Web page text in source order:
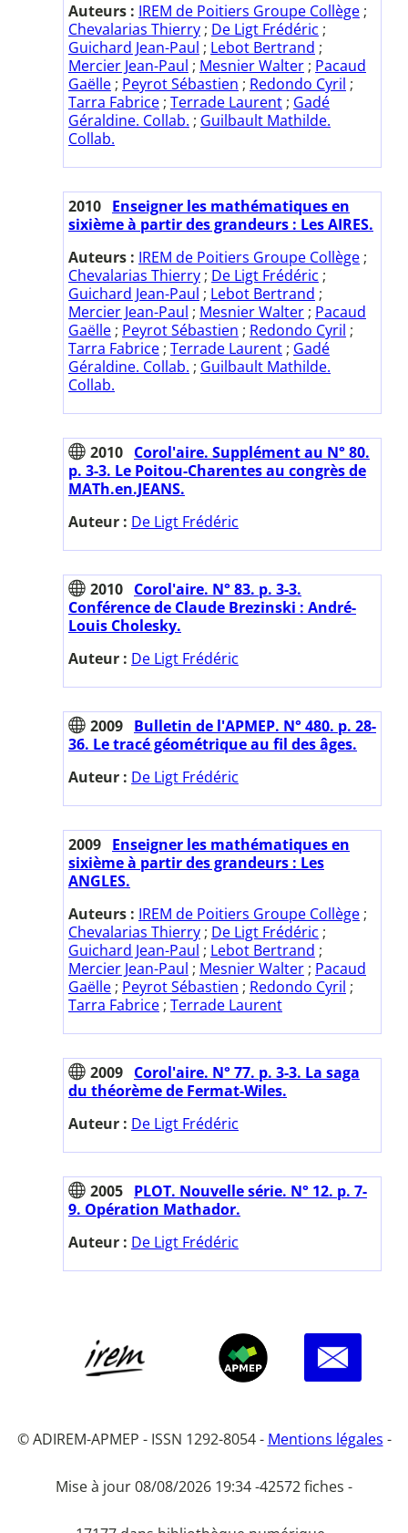
Auteurs : IREM de Poitiers Groupe Collège ;
Chevalarias Thierry ; De Ligt Frédéric ;
Guichard Jean-Paul ; Lebot Bertrand ;
Mercier Jean-Paul ; Mesnier Walter ; Pacaud
Gaëlle ; Peyrot Sébastien ; Redondo Cyril ;
Tarra Fabrice ; Terrade Laurent ; Gadé
Géraldine. Collab. ; Guilbault Mathilde.
Collab.
2010 Enseigner les mathématiques en
sixième à partir des grandeurs : Les AIRES.
Auteurs : IREM de Poitiers Groupe Collège ;
Chevalarias Thierry ; De Ligt Frédéric ;
Guichard Jean-Paul ; Lebot Bertrand ;
Mercier Jean-Paul ; Mesnier Walter ; Pacaud
Gaëlle ; Peyrot Sébastien ; Redondo Cyril ;
Tarra Fabrice ; Terrade Laurent ; Gadé
Géraldine. Collab. ; Guilbault Mathilde.
Collab.
2010 Corol'aire. Supplément au N° 80.
p. 3-3. Le Poitou-Charentes au congrès de
MATh.en.JEANS.
Auteur : De Ligt Frédéric
2010 Corol'aire. N° 83. p. 3-3.
Conférence de Claude Brezinski : André-
Louis Cholesky.
Auteur : De Ligt Frédéric
2009 Bulletin de l'APMEP. N° 480. p. 28-
36. Le tracé géométrique au fil des âges.
Auteur : De Ligt Frédéric
2009 Enseigner les mathématiques en
sixième à partir des grandeurs : Les
ANGLES.
Auteurs : IREM de Poitiers Groupe Collège ;
Chevalarias Thierry ; De Ligt Frédéric ;
Guichard Jean-Paul ; Lebot Bertrand ;
Mercier Jean-Paul ; Mesnier Walter ; Pacaud
Gaëlle ; Peyrot Sébastien ; Redondo Cyril ;
Tarra Fabrice ; Terrade Laurent
2009 Corol'aire. N° 77. p. 3-3. La saga
du théorème de Fermat-Wiles.
Auteur : De Ligt Frédéric
2005 PLOT. Nouvelle série. N° 12. p. 7-
9. Opération Mathador.
Auteur : De Ligt Frédéric
© ADIREM-APMEP - ISSN 1292-8054 - Mentions légales -
Mise à jour 08/08/2026 19:34 -42572 fiches -